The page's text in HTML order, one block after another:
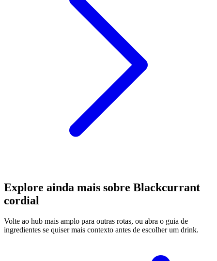
Explore ainda mais sobre Blackcurrant
cordial
Volte ao hub mais amplo para outras rotas, ou abra o guia de
ingredientes se quiser mais contexto antes de escolher um drink.